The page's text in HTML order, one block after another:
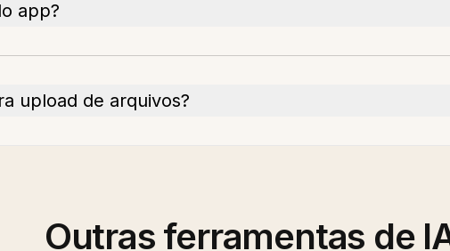
app?
upload de arquivos?
Outras ferramentas de